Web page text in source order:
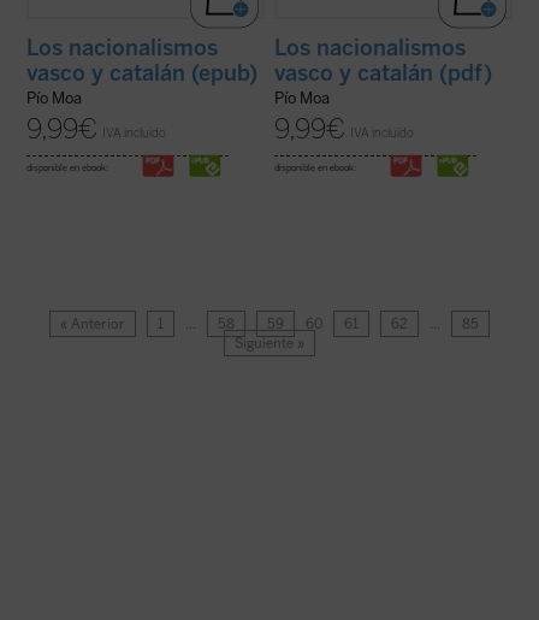
Los nacionalismos
vasco y catalán (epub)
Pío Moa
9,99€ IVA incluido
disponible en ebook:
Los nacionalismos
vasco y catalán (pdf)
Pío Moa
9,99€ IVA incluido
disponible en ebook:
« Anterior 1 … 58 59 60 61 62 …
85
Siguiente »